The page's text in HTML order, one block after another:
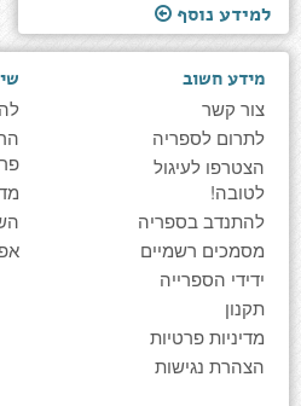
למידע נוסף
מידע חשוב
צור קשר
לתרום לספריה
הצטרפו לעיגול
לטובה!
להתנדב בספריה
מסמכים רשמיים
ידידי הספרייה
תקנון
מדיניות פרטיות
הצהרת נגישות